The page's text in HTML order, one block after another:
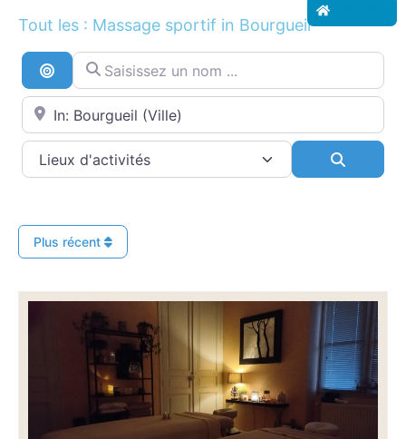
Tout les : Massage sportif in Bourgueil
Recherche par distance
Saisissez un nom ...
Proche de...
Plus récent